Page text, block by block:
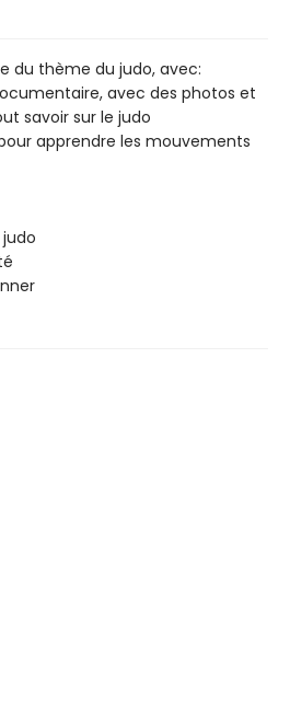
du thème du judo, avec:
avec des photos et
savoir sur le judo
apprendre les mouvements